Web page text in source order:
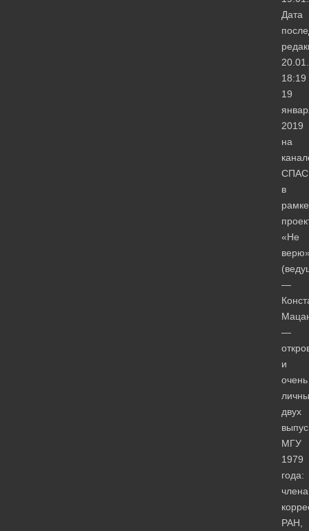
Дата
18:19
19
2019
на
СПАС
в
рамке
«Не
—
—
и
очень
двух
МГУ
1979
года:
члена
РАН,